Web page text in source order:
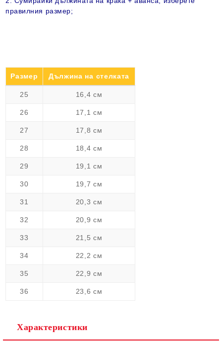
правилния размер;
Размер Дължина на стелката
25 16,4 см
26 17,1 см
27 17,8 см
28 18,4 см
29 19,1 см
30 19,7 см
31 20,3 см
32 20,9 см
33 21,5 см
34 22,2 см
35 22,9 см
36 23,6 см
Характеристики